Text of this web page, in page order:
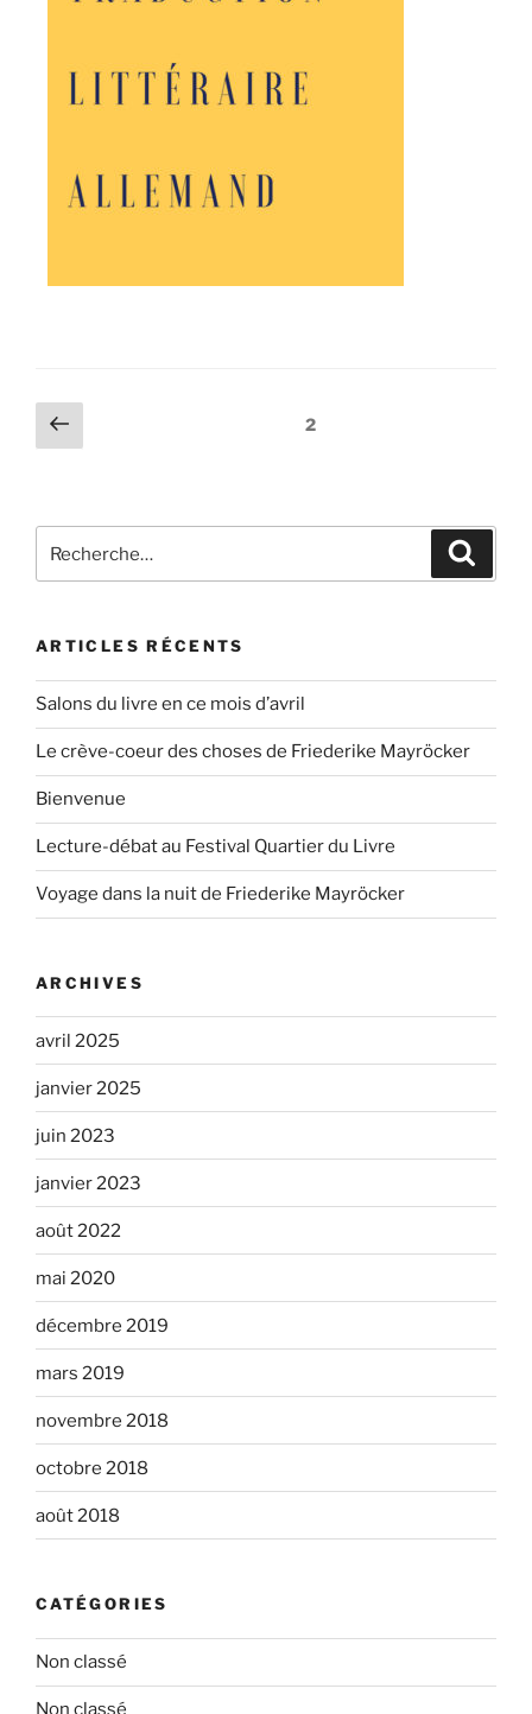
2
ARTICLES RÉCENTS
Salons du livre en ce mois d’avril
Le crève-coeur des choses de Friederike Mayröcker
Bienvenue
Lecture-débat au Festival Quartier du Livre
Voyage dans la nuit de Friederike Mayröcker
ARCHIVES
avril 2025
janvier 2025
juin 2023
janvier 2023
août 2022
mai 2020
décembre 2019
mars 2019
novembre 2018
octobre 2018
août 2018
CATÉGORIES
Non classé
Non classé